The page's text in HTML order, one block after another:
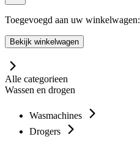
Toegevoegd aan uw winkelwagen:
Bekijk winkelwagen
Alle categorieen
Wassen en drogen
Wasmachines
Drogers